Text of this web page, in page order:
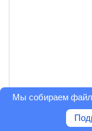
Мы собираем